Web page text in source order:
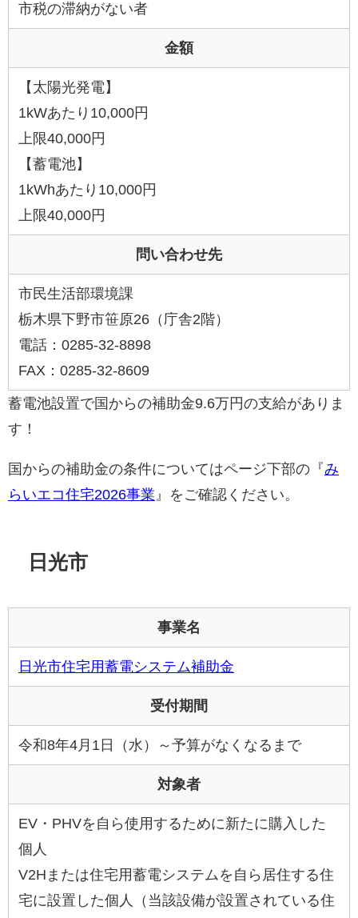
市税の滞納がない者
金額
【太陽光発電】
1kWあたり10,000円
上限40,000円
【蓄電池】
1kWhあたり10,000円
上限40,000円
問い合わせ先
市民生活部環境課
栃木県下野市笹原26（庁舎2階）
電話：0285-32-8898
FAX：0285-32-8609
蓄電池設置で国からの補助金9.6万円の支給がありま
す！
国からの補助金の条件についてはページ下部の『み
らいエコ住宅2026事業 』をご確認ください。
日光市
事業名
日光市住宅用蓄電システム補助金
受付期間
令和8年4月1日（水）～予算がなくなるまで
対象者
EV・PHVを自ら使用するために新たに購入した
個人
V2Hまたは住宅用蓄電システムを自ら居住する住
宅に設置した個人（当該設備が設置されている住